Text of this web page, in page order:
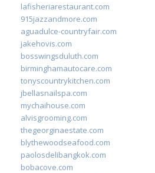
lafisheriarestaurant.com
915jazzandmore.com
aguadulce-countryfair.com
jakehovis.com
bosswingsduluth.com
birminghamautocare.com
tonyscountrykitchen.com
jbellasnailspa.com
mychaihouse.com
alvisgrooming.com
thegeorginaestate.com
blythewoodseafood.com
paolosdelibangkok.com
bobacove.com